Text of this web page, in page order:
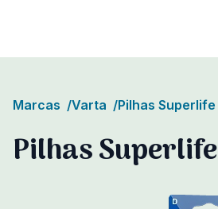
Marcas /Varta /Pilhas Superlife
Pilhas Superlife